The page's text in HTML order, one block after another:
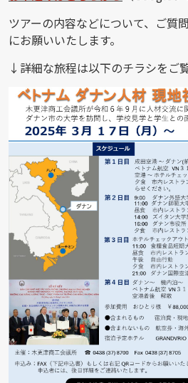
ツアーの内容などについて、ご
にお願いいたします。
↓詳細な旅程は以下のチラシをご